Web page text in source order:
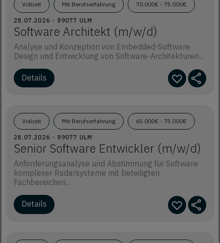
Vollzeit Mit Berufserfahrung 70.000€ - 75.000€
28.07.2026 - 89077 ULM
Software Architekt (m/w/d)
Analyse und Konzeption von Embedded-Software
Design und Entwicklung von Software-Architekturen...
Details
Vollzeit Mit Berufserfahrung 65.000€ - 75.000€
28.07.2026 - 89077 ULM
Senior Software Entwickler (m/w/d)
Anforderungsanalyse und Abstimmung für Software
komplexer Radarsysteme mit beteiligten
Fachbereichen...
Details